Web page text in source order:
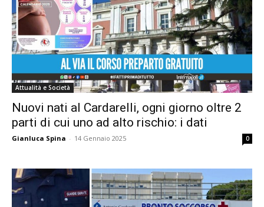
Attualità e Società
Nuovi nati al Cardarelli, ogni giorno oltre 2
parti di cui uno ad alto rischio: i dati
Gianluca Spina - 14 Gennaio 2025 0